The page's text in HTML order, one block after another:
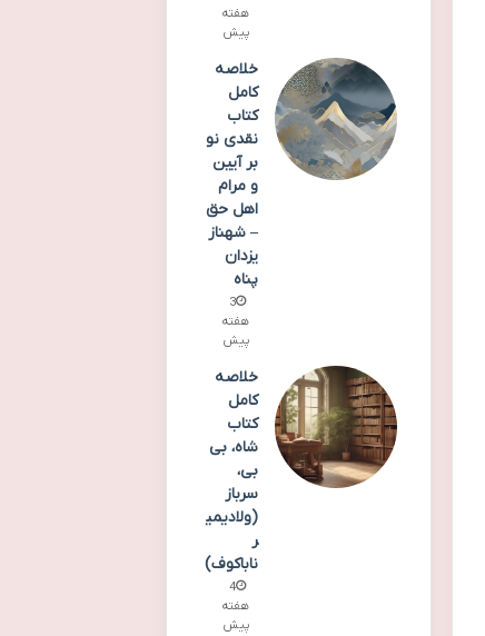
هفته
پیش
خلاصه
کامل
کتاب
نقدی نو
بر آیین
و مرام
اهل حق
– شهناز
یزدان
پناه
3
هفته
پیش
خلاصه
کامل
کتاب
شاه، بی
بی،
سرباز
(ولادیمی
ر
ناباکوف)
4
هفته
پیش